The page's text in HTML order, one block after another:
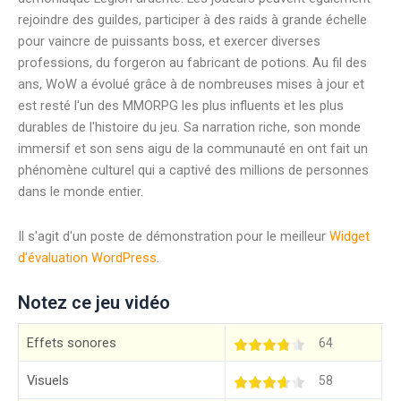
rejoindre des guildes, participer à des raids à grande échelle
pour vaincre de puissants boss, et exercer diverses
professions, du forgeron au fabricant de potions. Au fil des
ans, WoW a évolué grâce à de nombreuses mises à jour et
est resté l'un des MMORPG les plus influents et les plus
durables de l'histoire du jeu. Sa narration riche, son monde
immersif et son sens aigu de la communauté en ont fait un
phénomène culturel qui a captivé des millions de personnes
dans le monde entier.
Il s'agit d'un poste de démonstration pour le meilleur Widget
d'évaluation WordPress.
Notez ce jeu vidéo
Effets sonores 64
Visuels 58